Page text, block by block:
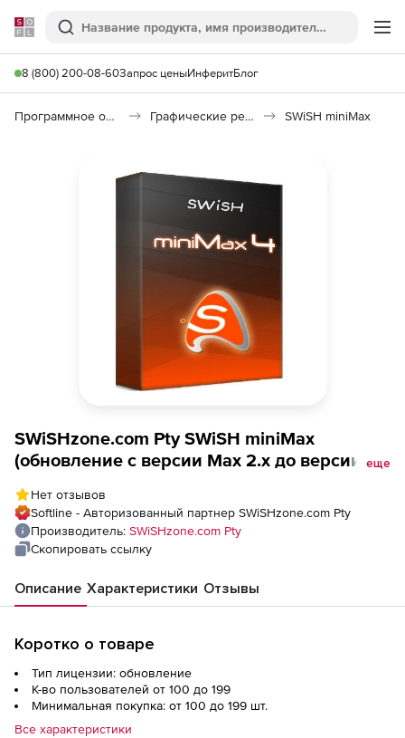
Softline
Поиск
8 (800) 200-08-60Запрос ценыИнферитБлог
Программное обеспечение для графики и дизайна Графические редакторы SWiSH miniMax
SWiSHzone.com Pty SWiSH miniMax
(обновление с версии Max 2.x до версии
учреждений), Количество пользователей
еще
Нет отзывов
Softline - Авторизованный партнер SWiSHzone.com Pty
Производитель: SWiSHzone.com Pty
Скопировать ссылку
Описание Характеристики Отзывы
Коротко о товаре
Тип лицензии: обновление
К-во пользователей от 100 до 199
Минимальная покупка: от 100 до 199 шт.
Все характеристики